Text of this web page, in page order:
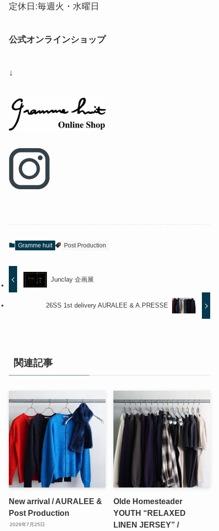
定休日:毎週火・水曜日
公式オンラインショップ
↓
Gramme huit Post Production
Junclay 企画展
26SS 1st delivery AURALEE & A.PRESSE
関連記事
New arrival / AURALEE &
Post Production
2026年7月25日
Olde Homesteader
YOUTH “RELAXED
LINEN JERSEY” /